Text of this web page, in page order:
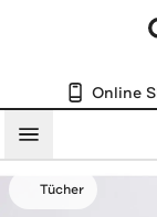
Online
Menü
Tücher